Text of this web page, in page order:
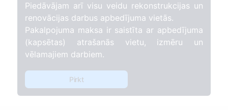
Piedāvājam arī visu veidu rekonstrukcijas un
renovācijas darbus apbedījuma vietās.
Pakalpojuma maksa ir saistīta ar apbedījuma
(kapsētas) atrašanās vietu, izmēru un
vēlamajiem darbiem.
Pirkt